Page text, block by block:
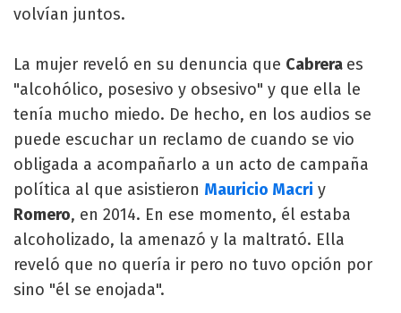
volvían juntos.
La mujer reveló en su denuncia que Cabrera es
"alcohólico, posesivo y obsesivo" y que ella le
tenía mucho miedo. De hecho, en los audios se
puede escuchar un reclamo de cuando se vio
obligada a acompañarlo a un acto de campaña
política al que asistieron Mauricio Macri y
Romero, en 2014. En ese momento, él estaba
alcoholizado, la amenazó y la maltrató. Ella
reveló que no quería ir pero no tuvo opción por
sino "él se enojada".